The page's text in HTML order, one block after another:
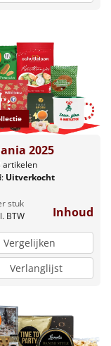
2025
artikelen
Uitverkocht
stuk
BTW Inhoud
Vergelijken
Verlanglijst